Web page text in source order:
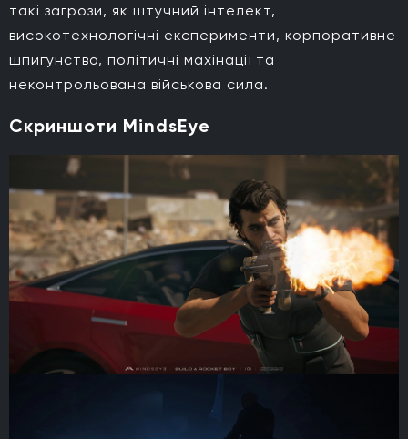
такі загрози, як штучний інтелект,
високотехнологічні експерименти, корпоративне
шпигунство, політичні махінації та
неконтрольована військова сила.
Скриншоти MindsEye